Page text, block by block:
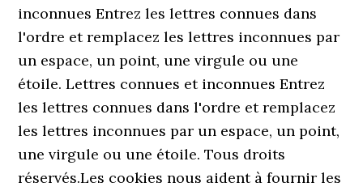
inconnues Entrez les lettres connues dans
l'ordre et remplacez les lettres inconnues par
un espace, un point, une virgule ou une
étoile. Lettres connues et inconnues Entrez
les lettres connues dans l'ordre et remplacez
les lettres inconnues par un espace, un point,
une virgule ou une étoile. Tous droits
réservés.Les cookies nous aident à fournir les